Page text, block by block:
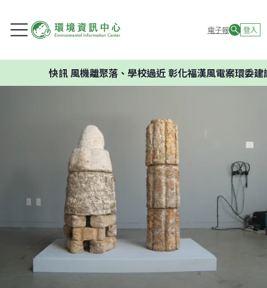
電子報 登入
風機離聚落、學校過近 彰化福漢風電案環委建議不